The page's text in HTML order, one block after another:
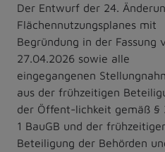
Der Entwurf der 24.
Flächennutzungsplanes mit
Begründung in der Fassung
27.04.2026 sowie alle
eingegangenen
aus der frühzeitigen
der Öffent-lichkeit gemäß §
1 BauGB und der
Beteiligung der Behörden